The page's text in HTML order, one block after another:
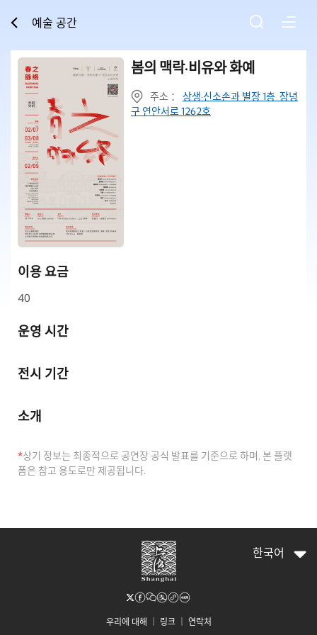
예술 공간
봄의 맥락·비유와 화예
주소 ： 상생·신소손과 별장 1층 장녕
구 연안서로 1262호
이용 요금
40
운영 시간
전시 기간
소개
*상기 정보는 최종적으로 공연장 공식 발표를 기준으로 하며, 본 플랫
폼은 참고 용도로만 제공됩니다.
우리에 대해 링크｜ 연락처
한국어